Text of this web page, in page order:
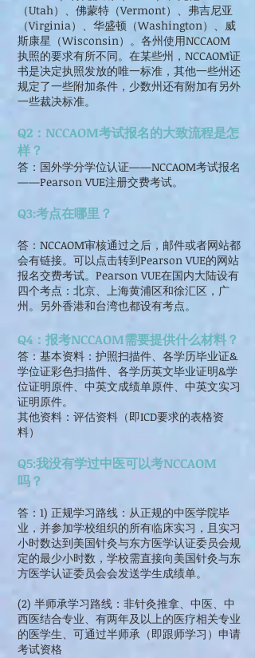
（Utah）、佛蒙特（Vermont）、弗吉尼亚
（Virginia）、华盛顿（Washington）、威
斯康星（Wisconsin）。各州使用NCCAOM
执照的要求有所不同。在某些州，NCCAOM证
书是决定执照发放的唯一标准，其他一些州还
规定了一些附加条件，少数州还有附加有另外
一些裁决标准。
Q2：NCCAOM考试报名的大致流程是怎
样？
答：国外学分学位认证——NCCAOM考试报名
——Pearson VUE注册交费考试。
Q3:考点在哪里？
答：NCCAOM审核通过之后，邮件或者网站都
会有链接。可以点击转到Pearson VUE的网站
报名交费考试。Pearson VUE在国内大陆设有
四个考点：北京、上海黄浦区和徐汇区，广
州。另外香港和台湾也都设有考点。
Q4：报考NCCAOM需要提供什么材料？
答：基本资料：护照扫描件、各学历毕业证&
学位证彩色扫描件、各学历英文毕业证明&学
位证明原件、中英文成绩单原件、中英文实习
证明原件。
其他资料：评估资料（即ICD要求的表格资
料）
Q5:我没有学过中医可以考NCCAOM
吗？
答：1) 正规学习路线：从正规的中医学院毕
业，并参加学校组织的所有临床实习，且实习
小时数达到美国针灸与东方医学认证委员会规
定的最少小时数，学校需直接向美国针灸与东
方医学认证委员会会发送学生成绩单。
(2) 半师承学习路线：非针灸推拿、中医、中
西医结合专业、有两年及以上的医疗相关专业
的医学生、可通过半师承（即跟师学习）申请
考试资格